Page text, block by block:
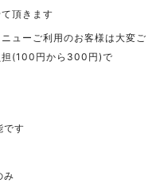
頂きます
ューご利用のお客様は大変ご
担(100円から300円)で
です
み